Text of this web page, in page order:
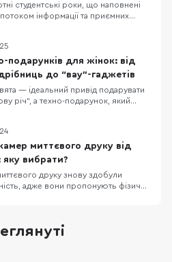
студентські роки, що наповнені
інформації та приємних
складати свої перші заліки та
ти вже професіонал написання
- у даній статті ми підготували
подарунків для жінок: від
до “вау”-гаджетів
— ідеальний привід подарувати
річ”, а техно-подарунок, який
— 15 ідей для жінок у порядку
бюджету: від приємних дрібниць
день” до великих “вау-подарунків”,
миттєвого друку від
яку вибрати?
друку знову здобули
адже вони пропонують фізичні
пропонує широкий вибір
і в цій статті ми розглянемо п’ять